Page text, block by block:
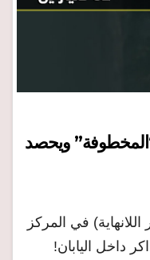
ويحصد
في المركز
داخل اليابان!